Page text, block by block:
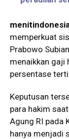
memperkuat
Prabowo
menaikkan gaji
persentase
Keputusan
para hakim
Agung RI pada
hanya menjadi